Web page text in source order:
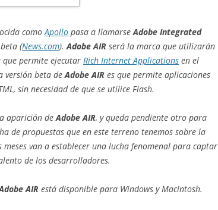
comoApollo pasa a llamarseAdobe Integrated
(News.com).Adobe AIR será la marca que utilizarán
permite ejecutar Rich Internet Applications en el
versión beta deAdobe AIR es que permite aplicaciones
sin necesidad de que se utilice Flash.
aparición deAdobe AIR, y queda pendiente otro para
de propuestas que en este terreno tenemos sobre la
van a establecer una lucha fenomenal para captar
de los desarrolladores.
AIR está disponible para Windows y Macintosh.